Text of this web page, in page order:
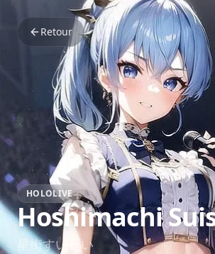
Retour
HOLOLIVE
Hoshimachi
星街すいせい